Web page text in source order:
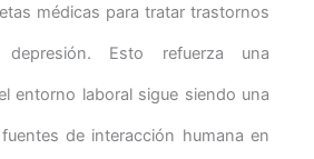
médicas para tratar trastornos
Esto refuerza una
entorno laboral sigue siendo una
de interacción humana en